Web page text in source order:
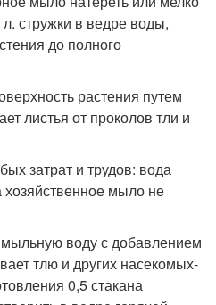
л. стружки в ведре воды,
до полного
растения путем
листья от проколов тли и
затрат и трудов: вода
мыло не
воду с добавлением
тлю и других насекомых-
0,5 стакана